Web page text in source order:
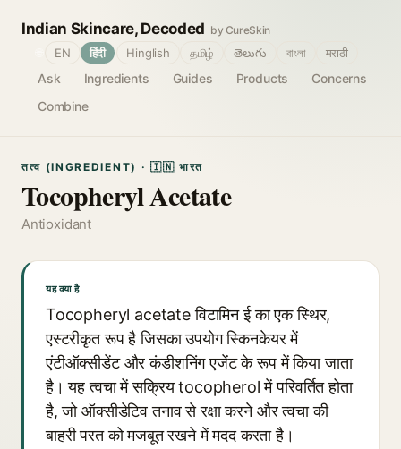
Indian Skincare, Decoded by CureSkin
Ask Ingredients Guides Products
Concerns
Combine
EN हिंदी Hinglish தமிழ் తెలుగు বাংলা मराठी
तत्व (INGREDIENT) · 🇮🇳 भारत
Tocopheryl Acetate
Antioxidant
यह क्या है
Tocopheryl acetate विटामिन ई का एक स्थिर,
एस्टरीकृत रूप है जिसका उपयोग स्किनकेयर में
एंटीऑक्सीडेंट और कंडीशनिंग एजेंट के रूप में किया जाता
है। यह त्वचा में सक्रिय tocopherol में परिवर्तित होता
है, जो ऑक्सीडेटिव तनाव से रक्षा करने और त्वचा की
बाहरी परत को मजबूत रखने में मदद करता है।